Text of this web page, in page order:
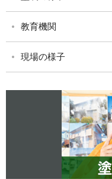
教育機関
現場の様子